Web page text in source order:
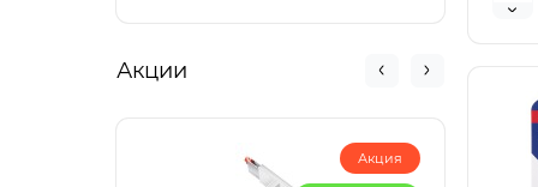
Акции
Акция